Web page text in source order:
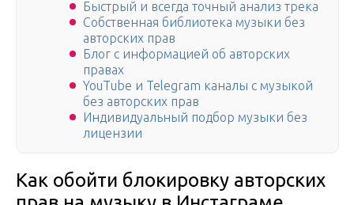
Быстрый и всегда точный анализ трека
Собственная библиотека музыки без
авторских прав
Блог с информацией об авторских
правах
YouTube и Telegram каналы с музыкой
без авторских прав
Индивидуальный подбор музыки без
лицензии
Как обойти блокировку авторских